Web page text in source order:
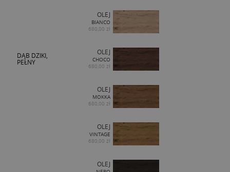
DĄB DZIKI,
PEŁNY
OLEJ
BIANCO
680,00 zł
OLEJ
CHOCO
680,00 zł
OLEJ
MOKKA
680,00 zł
OLEJ
VINTAGE
680,00 zł
OLEJ